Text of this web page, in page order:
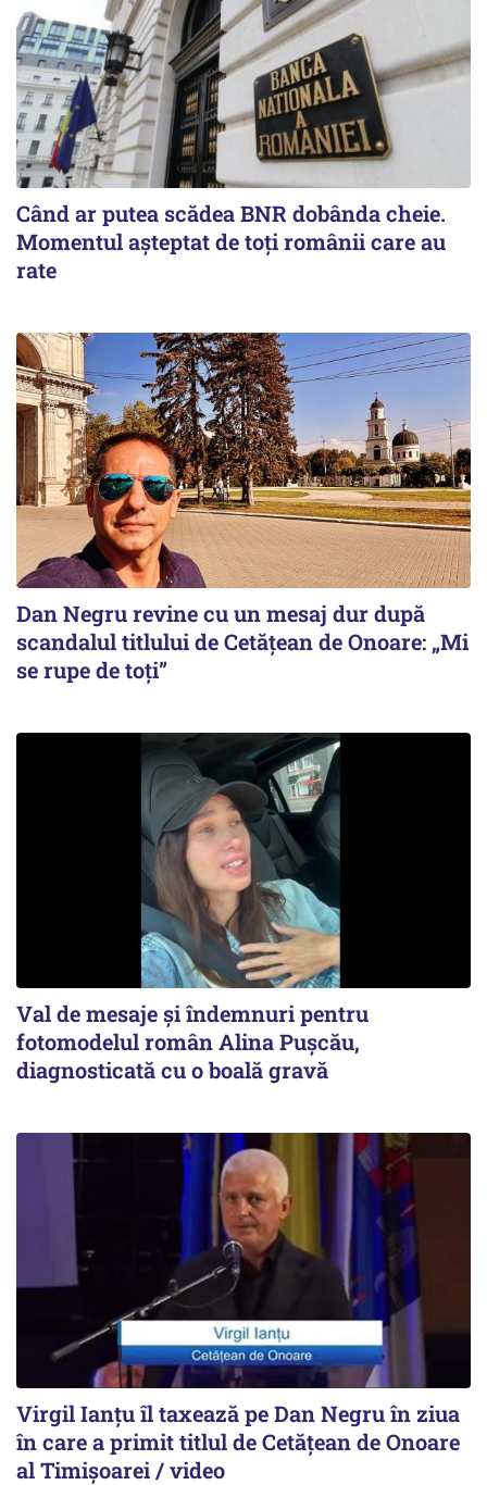
Când ar putea scădea BNR dobânda cheie.
Momentul aşteptat de toţi românii care au
rate
Dan Negru revine cu un mesaj dur după
scandalul titlului de Cetățean de Onoare: „Mi
se rupe de toți”
Val de mesaje și îndemnuri pentru
fotomodelul român Alina Pușcău,
diagnosticată cu o boală gravă
Virgil Ianțu îl taxează pe Dan Negru în ziua
în care a primit titlul de Cetățean de Onoare
al Timișoarei / video